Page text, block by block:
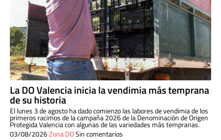
La DO Valencia inicia la vendimia más temprana
de su historia
El lunes 3 de agosto ha dado comienzo las labores de vendimia de los
primeros racimos de la campaña 2026 de la Denominación de Origen
Protegida Valencia con algunas de las variedades más tempranas.
03/08/2026Zona DOSin comentarios